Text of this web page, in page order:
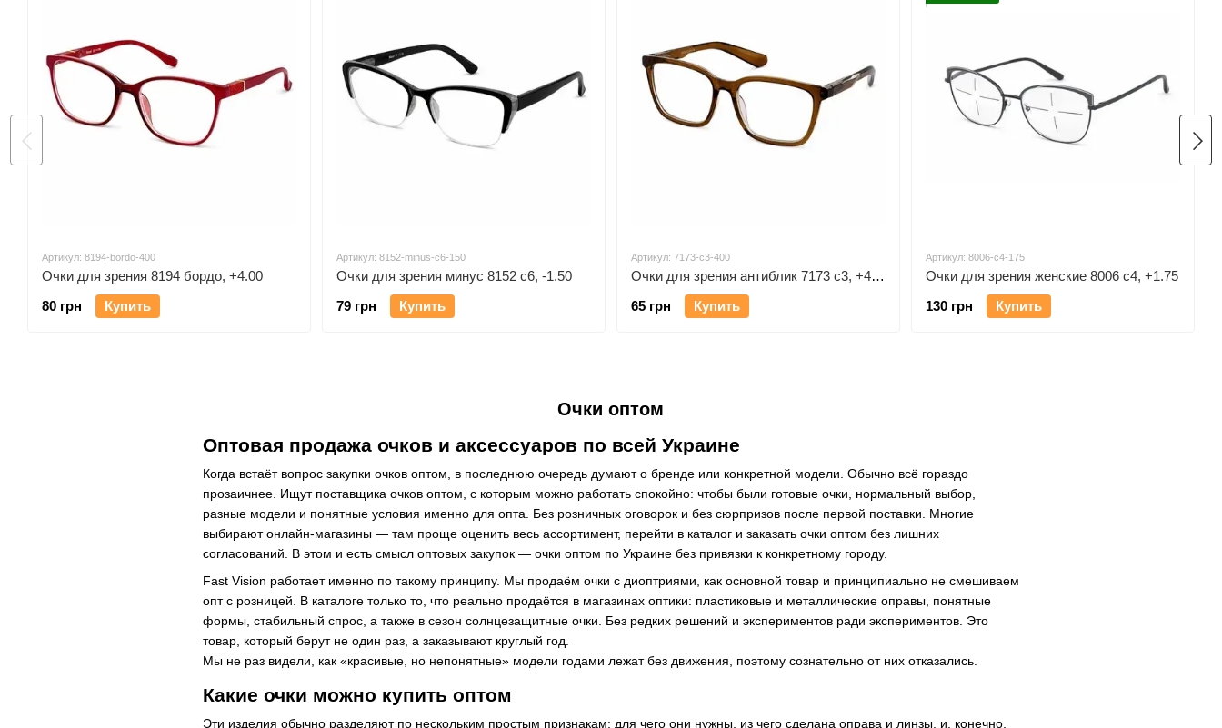
Артикул: 8194-bordo-400
Очки для зрения 8194 бордо, +4.00
80 грн
Купить
Артикул: 8152-minus-c6-150
Очки для зрения минус 8152 c6, -1.50
79 грн
Купить
Артикул: 7173-c3-400
Очки для зрения антиблик 7173 c3, +4.00
65 грн
Купить
Артикул: 8006-c4-175
Очки для зрения женские 8006 c4, +1.75
130 грн
Купить
Очки оптом
Оптовая продажа очков и аксессуаров по всей Украине
Когда встаёт вопрос закупки очков оптом, в последнюю очередь думают о бренде или конкретной модели. Обычно всё гораздо
прозаичнее. Ищут поставщика очков оптом, с которым можно работать спокойно: чтобы были готовые очки, нормальный выбор,
разные модели и понятные условия именно для опта. Без розничных оговорок и без сюрпризов после первой поставки. Многие
выбирают онлайн-магазины — там проще оценить весь ассортимент, перейти в каталог и заказать очки оптом без лишних
согласований. В этом и есть смысл оптовых закупок — очки оптом по Украине без привязки к конкретному городу.
Fast Vision работает именно по такому принципу. Мы продаём очки с диоптриями, как основной товар и принципиально не смешиваем
опт с розницей. В каталоге только то, что реально продаётся в магазинах оптики: пластиковые и металлические оправы, понятные
формы, стабильный спрос, а также в сезон солнцезащитные очки. Без редких решений и экспериментов ради экспериментов. Это
товар, который берут не один раз, а заказывают круглый год.
Мы не раз видели, как «красивые, но непонятные» модели годами лежат без движения, поэтому сознательно от них отказались.
Какие очки можно купить оптом
Эти изделия обычно разделяют по нескольким простым признакам: для чего они нужны, из чего сделана оправа и линзы, и, конечно,